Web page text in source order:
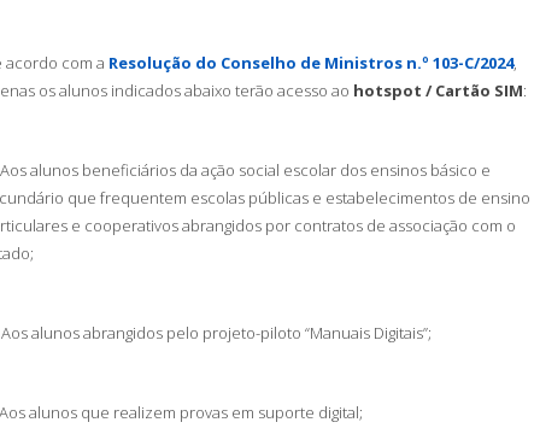
acordo com a Resolução do Conselho de Ministros n.º 103-C/2024,
os alunos indicados abaixo terão acesso ao hotspot / Cartão SIM:
alunos beneficiários da ação social escolar dos ensinos básico e
que frequentem escolas públicas e estabelecimentos de ensino
e cooperativos abrangidos por contratos de associação com o
alunos abrangidos pelo projeto-piloto “Manuais Digitais”;
alunos que realizem provas em suporte digital;